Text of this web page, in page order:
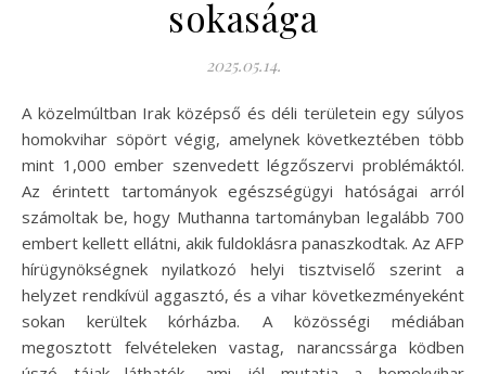
sokasága
2025.05.14.
A közelmúltban Irak középső és déli területein egy súlyos
homokvihar söpört végig, amelynek következtében több
mint 1,000 ember szenvedett légzőszervi problémáktól.
Az érintett tartományok egészségügyi hatóságai arról
számoltak be, hogy Muthanna tartományban legalább 700
embert kellett ellátni, akik fuldoklásra panaszkodtak. Az AFP
hírügynökségnek nyilatkozó helyi tisztviselő szerint a
helyzet rendkívül aggasztó, és a vihar következményeként
sokan kerültek kórházba. A közösségi médiában
megosztott felvételeken vastag, narancssárga ködben